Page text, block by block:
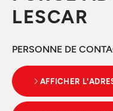
LESCAR
PERSONNE DE
AFFICHER